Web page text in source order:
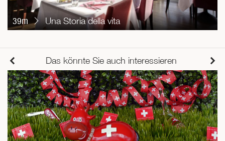
39m Una Storia della vita
Das könnte Sie auch interessieren